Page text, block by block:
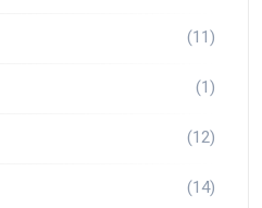
(11)
(1)
(12)
(14)